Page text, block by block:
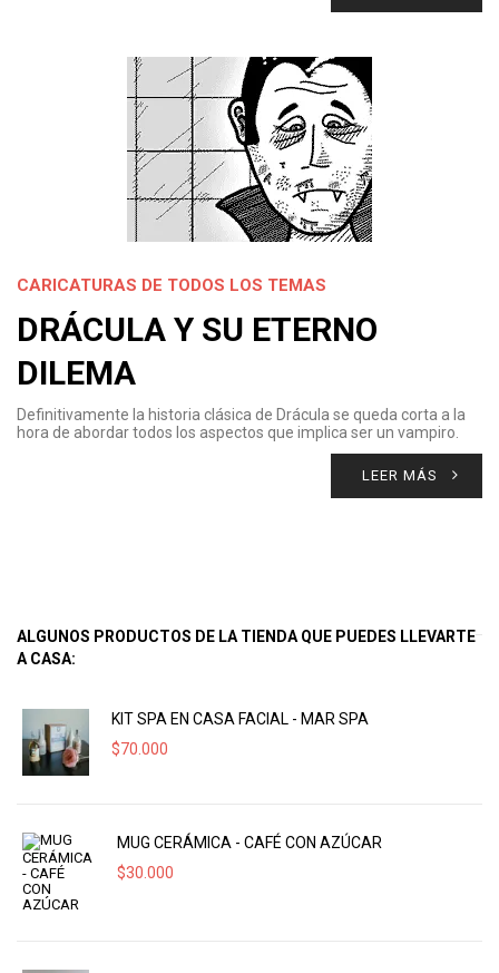
CARICATURAS DE TODOS LOS TEMAS
DRÁCULA Y SU ETERNO
DILEMA
Definitivamente la historia clásica de Drácula se queda corta a la
hora de abordar todos los aspectos que implica ser un vampiro.
LEER MÁS
ALGUNOS PRODUCTOS DE LA TIENDA QUE PUEDES LLEVARTE
A CASA:
KIT SPA EN CASA FACIAL - MAR SPA
$70.000
MUG CERÁMICA - CAFÉ CON AZÚCAR
$30.000